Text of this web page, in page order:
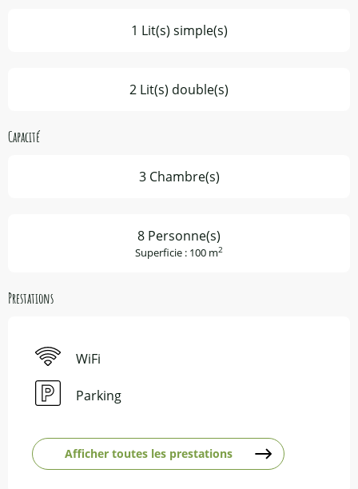
1 Lit(s) simple(s)
2 Lit(s) double(s)
Capacité
3 Chambre(s)
8 Personne(s)
Superficie : 100 m2
Prestations
WiFi
Parking
Afficher toutes les prestations